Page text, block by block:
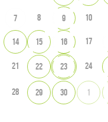
7 8 9 10
14 15 16 17
21 22 23 24
28 29 30 1